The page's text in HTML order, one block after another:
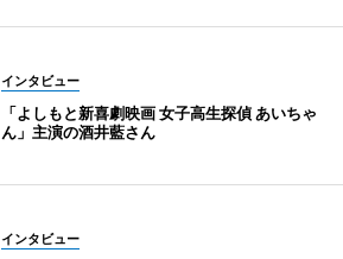
インタビュー
「よしもと新喜劇映画 女子高生探偵 あいちゃ
ん」主演の酒井藍さん
インタビュー